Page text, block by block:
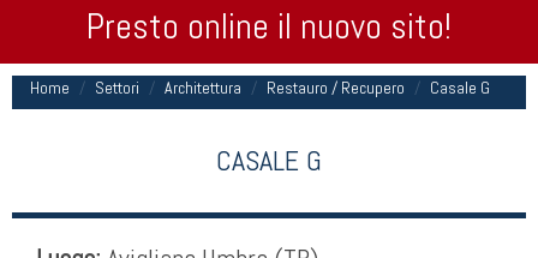
Presto online il nuovo sito!
Home Settori Architettura Restauro / Recupero Casale G
CASALE G